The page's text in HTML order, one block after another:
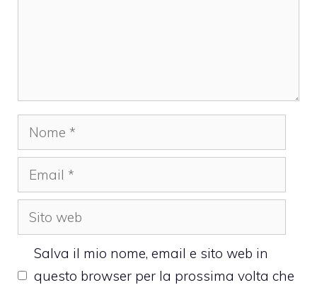
Nome
Email
Sito
web
Salva il mio nome, email e sito web in
questo browser per la prossima volta che